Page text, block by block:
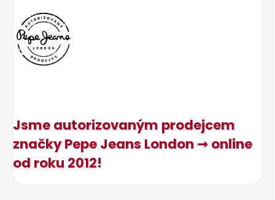
Jsme autorizovaným prodejcem
značky Pepe Jeans London ➞ online
od roku 2012!